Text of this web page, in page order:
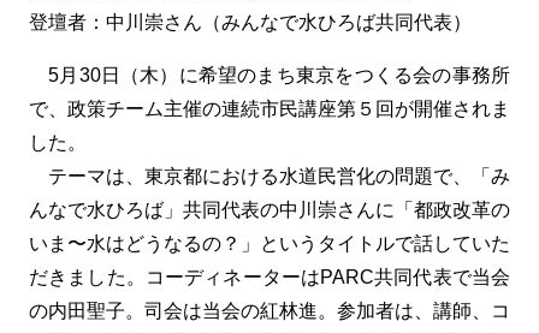
登壇者：中川崇さん（みんなで水ひろば共同代表）
5月30日（木）に希望のまち東京をつくる会の事務所
で、政策チーム主催の連続市民講座第５回が開催されま
した。
テーマは、東京都における水道民営化の問題で、「み
んなで水ひろば」共同代表の中川崇さんに「都政改革の
いま〜水はどうなるの？」というタイトルで話していた
だきました。コーディネーターはPARC共同代表で当会
の内田聖子。司会は当会の紅林進。参加者は、講師、コ